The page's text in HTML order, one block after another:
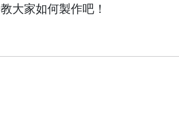
大家如何製作吧！